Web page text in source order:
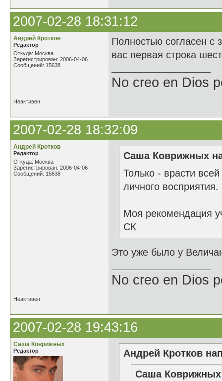
2007-02-28 18:31:12
Андрей Кротков
Редактор
Откуда: Москва
Зарегистрирован: 2006-04-06
Сообщений: 15638
Полностью согласен
вас первая строка
No creo en Dios
Неактивен
2007-02-28 18:32:09
Андрей Кротков
Редактор
Откуда: Москва
Зарегистрирован: 2006-04-06
Сообщений: 15638
Саша Коврижных
Только - врасти
личного восприятия.
Моя рекомендация
СК
Это уже было у
No creo en Dios
Неактивен
2007-02-28 19:43:16
Саша Коврижных
Редактор
Андрей Кротков
Саша Коврижных